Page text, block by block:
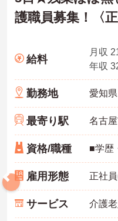
護職員募集！〈正
給料
勤務地
最寄り駅
資格/職種
雇用形態 正社
サービス 介護